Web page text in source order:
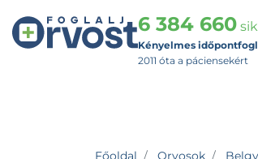
6 384 660
Kényelmes
2011 óta a páciensekért
Főoldal Orvosok